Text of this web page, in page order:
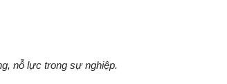
nỗ lực trong sự nghiệp.